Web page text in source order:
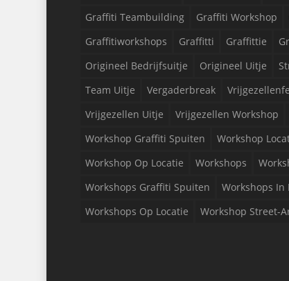
Graffiti Teambuilding
Graffiti Workshop
Graffitiworkshops
Graffitti Graffittie
Origineel Bedrijfsuitje
Origineel Uitje
Team Uitje
Vergaderbreak
Vrijgezellen Uitje
Vrijgezellen Workshop
Workshop Graffiti Spuiten
Workshop
Workshop Op Locatie
Workshops
Workshops Graffiti Spuiten
Workshops In
Workshops Op Locatie
Workshop Street-